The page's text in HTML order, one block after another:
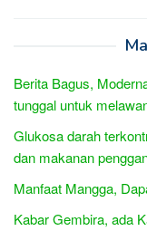
Berita Bagus,
tunggal untuk
Glukosa darah
dan makanan
Manfaat Mangga,
Kabar Gembira, ada